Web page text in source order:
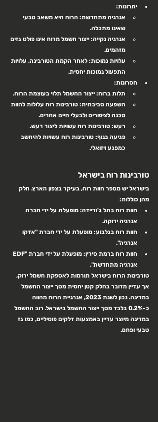
יתרונות:
אנרגיה מתחדשת: הרוח היא משאב טבעי
שאינו מתכלה.
אנרגיה נקייה: ייצור חשמל מרוח אינו פולט גזים
מזהמים.
עלויות נמוכות: לאחר הקמת הטורבינה, עלויות
התפעול נמוכות יחסית.
חסרונות:
תלות ברוח: ייצור החשמל תלוי בעוצמת הרוח.
השפעה סביבתית: טורבינות רוח עלולות להוות
סכנה לציפורים ולבעלי חיים אחרים.
רעש: טורבינות רוח עשויות ליצור רעש.
פגיעה בנוף: טורבינות רוח עשויות להיחשב
כמפגע ויזואלי.
טורבינות רוח בישראל
בישראל יש מספר חוות רוח, בעיקר בצפון הארץ. חלק
מהן כוללות:
חוות רוח בתל ג'ודיידה: מופעלת על ידי חברת
אנרגיה ירוקה.
חוות רוח בגלבוע: מופעלת על ידי חברת "אדקו
אנרגיה".
חוות רוח ברמת סירין
אנרגיה מתחדשת".
טורבינות הרוח בישראל תורמות לאספקת חשמל ירוק,
אך עדיין מדובר בחלק קטן יחסית מסך ייצור החשמל
במדינה. נכון לשנת 2023, אנרגיית הרוח מהווה
כ-0.2% בלבד מסך ייצור החשמל בישראל. רוב החשמל
במדינה מיוצר עדיין באמצעות דלקים פוסיליים, כמו גז
טבעי ופחם.